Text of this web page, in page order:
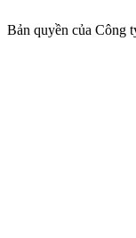
Bản quyền của Công